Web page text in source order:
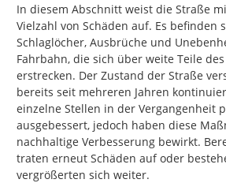
In diesem Abschnitt weist die Straße
Vielzahl von Schäden auf. Es befinden
Schlaglöcher, Ausbrüche und
Fahrbahn, die sich über weite Teile
erstrecken. Der Zustand der Straße
bereits seit mehreren Jahren
einzelne Stellen in der Vergangenheit
ausgebessert, jedoch haben diese
nachhaltige Verbesserung bewirkt.
traten erneut Schäden auf oder
vergrößerten sich weiter.